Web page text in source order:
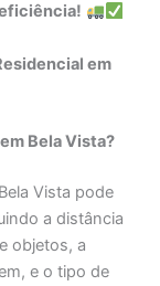
em
Bela Vista?
Vista pode
a distância
objetos, a
e o tipo de